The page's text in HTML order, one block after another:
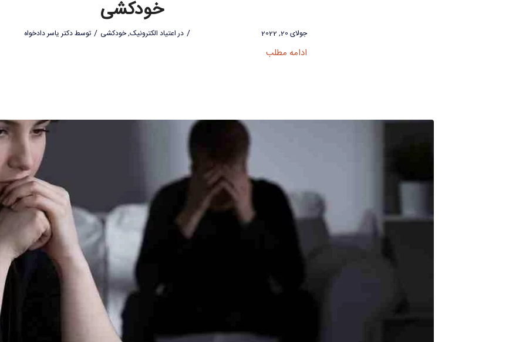
خودکشی
جولای 20, 2022 / دراعتیاد الکترونیک,خودکشی / توسطدکتر یاسر دادخواه
ادامه مطلب